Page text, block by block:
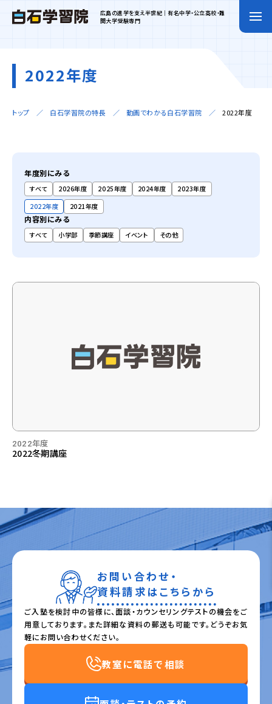
広島の進学を支え半世紀｜有名中学・公立高校・難
関大学受験専門
2022年度
トップ 白石学習院の特長 動画でわかる白石学習院 2022年度
年度別にみる
すべて 2026年度 2025年度 2024年度
2023年度
2022年度
2021年度
内容別にみる
すべて 小学部 季節講座 イベント その他
2022年度
2022冬期講座
お問い合わせ・
資料請求はこちらから
ご入塾を検討中の皆様に、面談・カウンセリングテストの機会をご
用意しております。また詳細な資料の郵送も可能です。どうぞお気
軽にお問い合わせください。
教室に電話で相談